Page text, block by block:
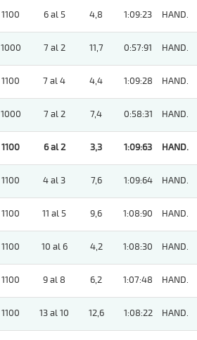
1100 6 al 5 4,8 1:09:23 HAND.
1000 7 al 2 11,7 0:57:91 HAND.
1100 7 al 4 4,4 1:09:28 HAND.
1000 7 al 2 7,4 0:58:31 HAND.
1100 6 al 2 3,3 1:09:63 HAND.
1100 4 al 3 7,6 1:09:64 HAND.
1100 11 al 5 9,6 1:08:90 HAND.
1100 10 al 6 4,2 1:08:30 HAND.
1100 9 al 8 6,2 1:07:48 HAND.
1100 13 al 10 12,6 1:08:22 HAND.